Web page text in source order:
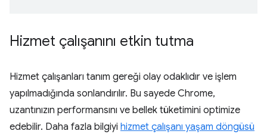
Hizmet çalışanını etkin tutma
Hizmet çalışanları tanım gereği olay odaklıdır ve işlem
yapılmadığında sonlandırılır. Bu sayede Chrome,
uzantınızın performansını ve bellek tüketimini optimize
edebilir. Daha fazla bilgiyi hizmet çalışanı yaşam döngüsü